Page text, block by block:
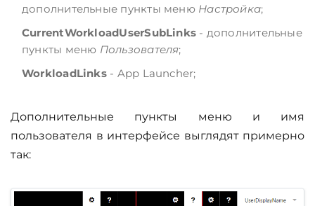
дополнительные пункты меню Настройка;
CurrentWorkloadUserSubLinks - дополнительные
пункты меню Пользователя;
WorkloadLinks- App Launcher;
Дополнительные пункты меню и имя
пользователя в интерфейсе выглядят примерно
так: